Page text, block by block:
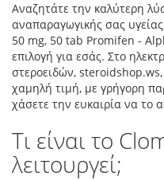
Αναζητάτε την καλύτερη
αναπαραγωγικής σας
50 mg, 50 tab Promifen -
επιλογή για εσάς. Στο
στεροειδών,
χαμηλή τιμή, με γρήγορη
χάσετε την ευκαιρία να το
Τι είναι το
λειτουργεί;